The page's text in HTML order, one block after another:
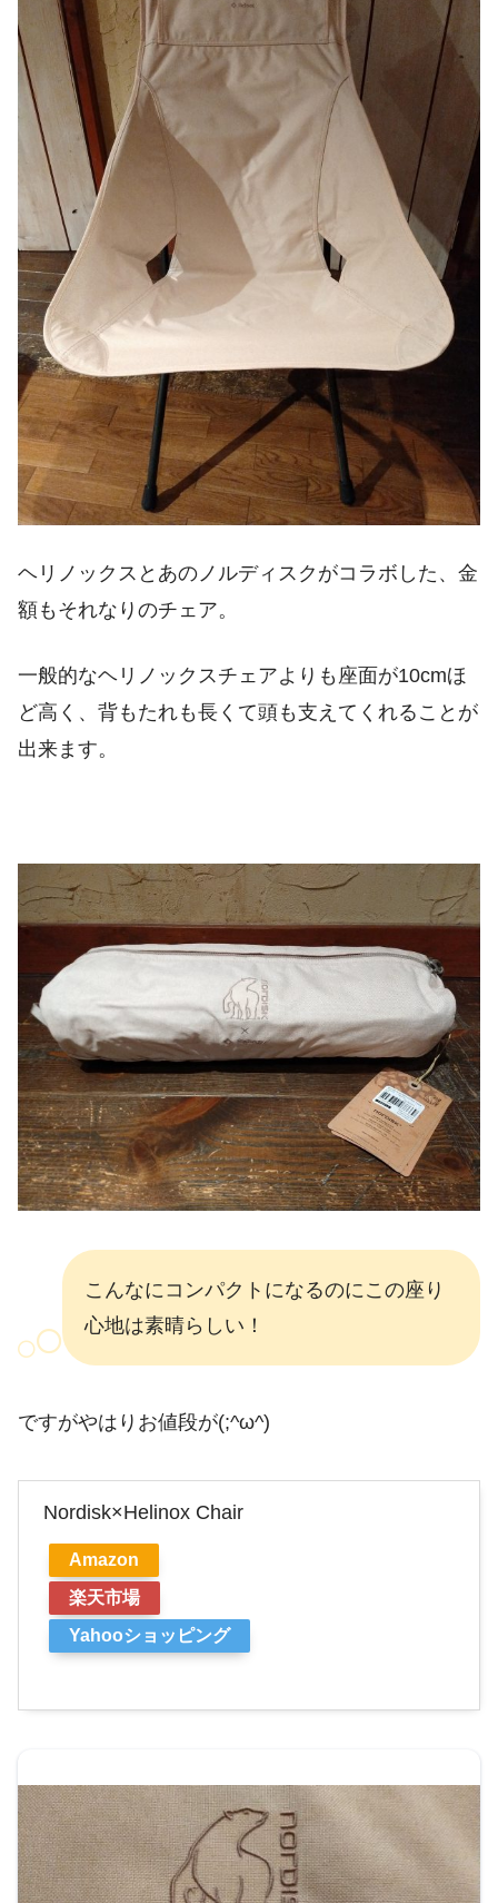
ヘリノックスとあのノルディスクがコラボした、金
額もそれなりのチェア。
一般的なヘリノックスチェアよりも座面が10cmほ
ど高く、背もたれも長くて頭も支えてくれることが
出来ます。
こんなにコンパクトになるのにこの座り
心地は素晴らしい！
ですがやはりお値段が(;^ω^)
Nordisk×Helinox Chair
Amazon
楽天市場
Yahooショッピング